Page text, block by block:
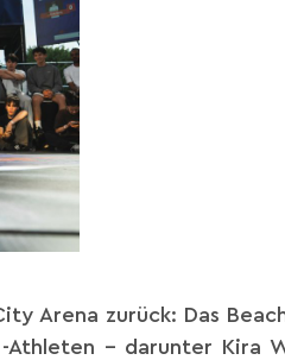
Arena zurück: Das
Athleten – darunter Kira